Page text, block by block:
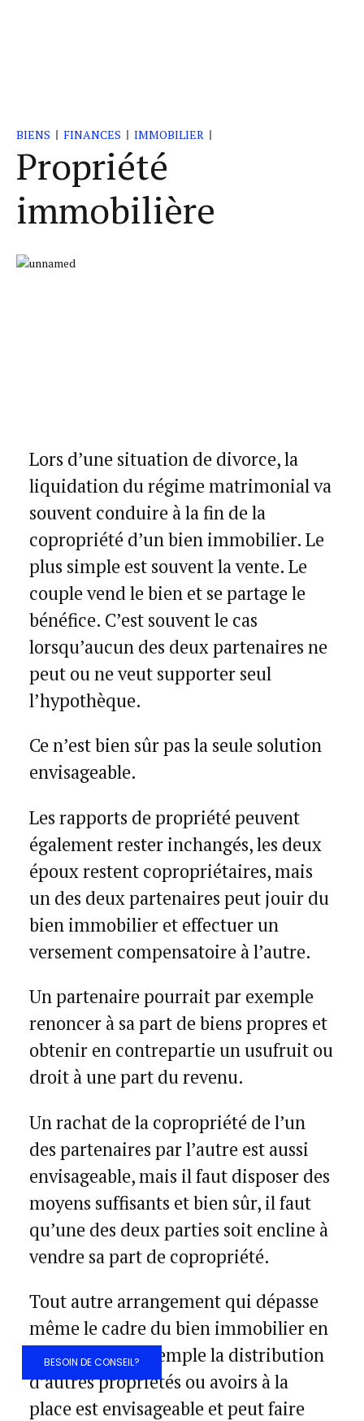
BIENS FINANCES IMMOBILIER
Propriété
immobilière
Lors d’une situation de divorce, la
liquidation du régime matrimonial va
souvent conduire à la fin de la
copropriété d’un bien immobilier. Le
plus simple est souvent la vente. Le
couple vend le bien et se partage le
bénéfice. C’est souvent le cas
lorsqu’aucun des deux partenaires ne
peut ou ne veut supporter seul
l’hypothèque.
Ce n’est bien sûr pas la seule solution
envisageable.
Les rapports de propriété peuvent
également rester inchangés, les deux
époux restent copropriétaires, mais
un des deux partenaires peut jouir du
bien immobilier et effectuer un
versement compensatoire à l’autre.
Un partenaire pourrait par exemple
renoncer à sa part de biens propres et
obtenir en contrepartie un usufruit ou
droit à une part du revenu.
Un rachat de la copropriété de l’un
des partenaires par l’autre est aussi
envisageable, mais il faut disposer des
moyens suffisants et bien sûr, il faut
qu’une des deux parties soit encline à
vendre sa part de copropriété.
Tout autre arrangement qui dépasse
même le cadre du bien immobilier en
question, par exemple la distribution
d’autres propriétés ou avoirs à la
place est envisageable et peut faire
BESOIN DE CONSEIL?